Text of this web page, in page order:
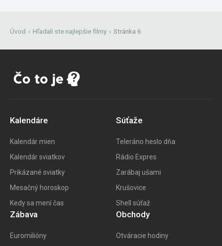
Úvod › Hľadali ste najlepšie filmy › Stránka 6
Kalendáre
Kalendár mien
Kalendár sviatkov
Prikázané sviatky
Mesačný horoskop
Kedy sa mení čas
Súťaže
Teleráno heslo dňa
Rádio Expres
Zarábaj ušami
Krušovice
Shell súťaž
Zábava
Euromilióny
Obchody
Otváracie hodiny